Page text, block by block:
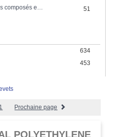
B32B 27/32 - Produits stratifiés composés essentiellement de résine synthétique comprenant des polyoléfines
51
634
453
Prochaine page
POLYETHYLENE